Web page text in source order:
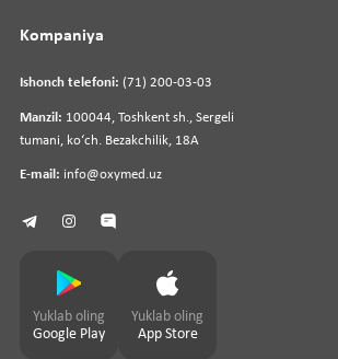
Ishonch telefoni: (71) 200-03-03
Manzil: 100044, Toshkent sh., Sergeli
tumani, koʻch. Bezakchilik, 18A
E-mail: info@oxymed.uz
Kompaniya
Yuklab oling
Google Play
Yuklab oling
App Store